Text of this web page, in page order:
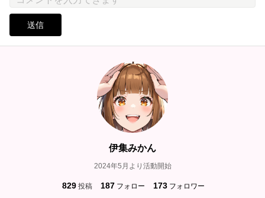
送信
伊集みかん
2024年5月より活動開始
829 投稿 187 フォロー 173 フォロワー